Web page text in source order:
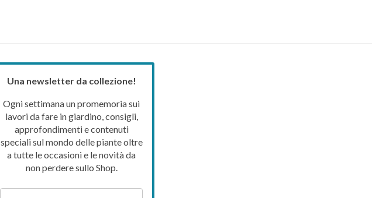
Una newsletter da collezione!
Ogni settimana un promemoria sui
lavori da fare in giardino, consigli,
approfondimenti e contenuti
speciali sul mondo delle piante oltre
a tutte le occasioni e le novità da
non perdere sullo Shop.